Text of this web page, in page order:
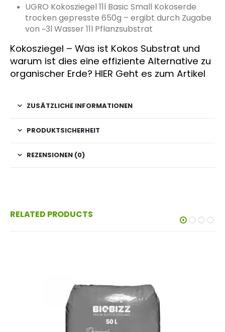
UGRO Kokosziegel 11l Basic Small Kokoserde
trocken gepresste 650g – ergibt durch Zugabe
von ~3l Wasser 11l Pflanzsubstrat
Kokosziegel – Was ist Kokos Substrat und
warum ist dies eine effiziente Alternative zu
organischer Erde? HIER Geht es zum Artikel
ZUSÄTZLICHE INFORMATIONEN
PRODUKTSICHERHEIT
REZENSIONEN (0)
RELATED PRODUCTS